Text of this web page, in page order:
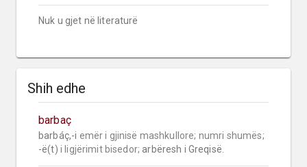
Nuk u gjet në literaturë
Shih edhe
barbaç
barbáç,-i emër i gjinisë mashkullore; numri shumës;
-ë(t) i ligjërimit bisedor; arbëresh i Greqisë.